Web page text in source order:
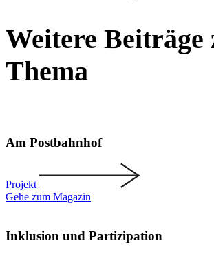
Weitere Beiträge
Thema
Am Postbahnhof
Projekt
Gehe zum Magazin
Inklusion und Parti­zi­pation